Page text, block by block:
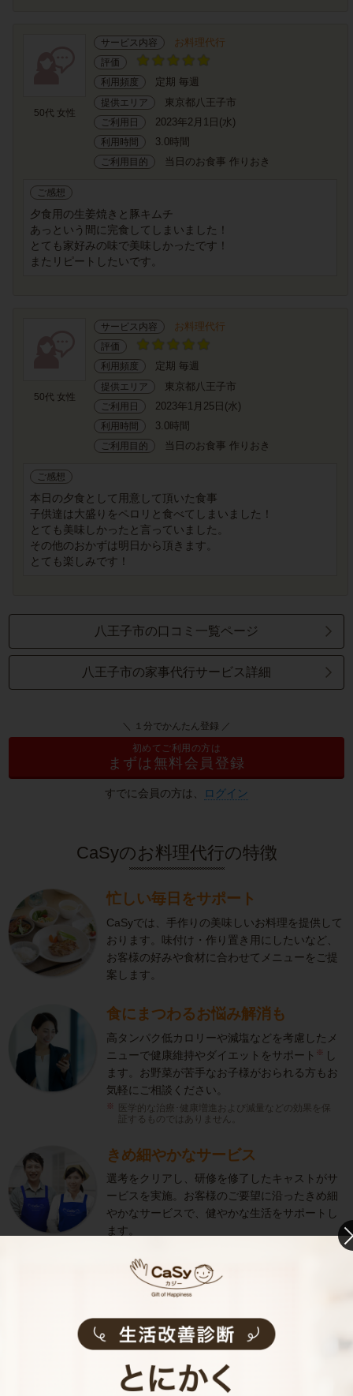
50代 女性
サービス内容 お料理代行
評価
利用頻度
定期 毎週
提供エリア 東京都八王子市
ご利用日 2023年2月1日(水)
利用時間 3.0時間
ご利用目的 当日のお食事 作りおき
ご感想
夕食用の生姜焼きと豚キムチ
あっという間に完食してしまいました！
とても家好みの味で美味しかったです！
またリピートしたいです。
50代 女性
サービス内容 お料理代行
評価
利用頻度
定期 毎週
提供エリア 東京都八王子市
ご利用日 2023年1月25日(水)
利用時間 3.0時間
ご利用目的 当日のお食事 作りおき
ご感想
本日の夕食として用意して頂いた食事
子供達は大盛りをペロリと食べてしまいました！
とても美味しかったと言っていました。
その他のおかずは明日から頂きます。
とても楽しみです！
八王子市の口コミ一覧ページ
八王子市の家事代行サービス詳細
＼ １分でかんたん登録 ／
初めてご利用の方は
まずは無料会員登録
すでに会員の方は、 ログイン
CaSyのお料理代行の特徴
忙しい毎日をサポート
CaSyでは、手作りの美味しいお料理を提供して
おります。味付け・作り置き用にしたいなど、
お客様の好みや食材に合わせてメニューをご提
案します。
食にまつわるお悩み解消も
高タンパク低カロリーや減塩などを考慮したメ
ニューで健康維持やダイエットをサポート ※ し
ます。お野菜が苦手なお子様がおられる方もお
気軽にご相談ください。
医学的な治療･健康増進および減量などの効果を保
証するものではありません。
きめ細やかなサービス
選考をクリアし、研修を修了したキャストがサ
ービスを実施。お客様のご要望に沿ったきめ細
やかなサービスで、健やかな生活をサポートし
ます。
お料理代行のサービス内容
お料理代行のサービス料金